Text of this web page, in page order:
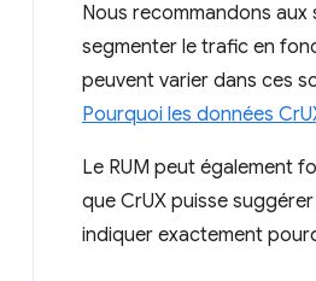
Nous recommandons
segmenter le trafic en
peuvent varier dans ces
Pourquoi les données
Le RUM peut également
que CrUX puisse
indiquer exactement